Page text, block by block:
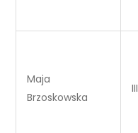
Maja
Brzoskowska
III